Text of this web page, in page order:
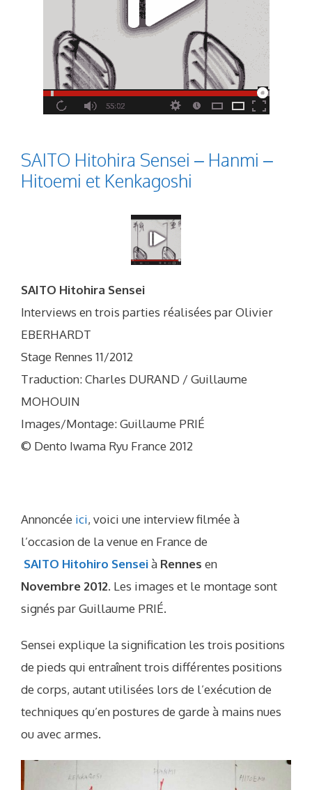
SAITO Hitohira Sensei – Hanmi –
Hitoemi et Kenkagoshi
SAITO Hitohira Sensei
Interviews en trois parties réalisées par Olivier
EBERHARDT
Stage Rennes 11/2012
Traduction: Charles DURAND / Guillaume
MOHOUIN
Images/Montage: Guillaume PRIÉ
© Dento Iwama Ryu France 2012
Annoncée ici, voici une interview filmée à
l’occasion de la venue en France de
SAITO Hitohiro Senseià Rennes en
Novembre 2012. Les images et le montage sont
signés par Guillaume PRIÉ.
Sensei explique la signification les trois positions
de pieds qui entraînent trois différentes positions
de corps, autant utilisées lors de l’exécution de
techniques qu’en postures de garde à mains nues
ou avec armes.